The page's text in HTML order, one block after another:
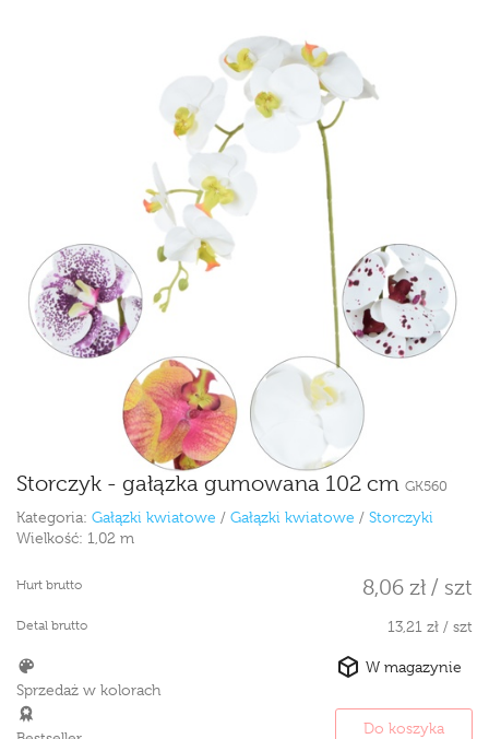
Storczyk - gałązka gumowana 102 cm GK560
Kategoria: Gałązki kwiatowe / Gałązki kwiatowe / Storczyki
Wielkość: 1,02 m
Hurt brutto 8,06 zł / szt
Detal brutto 13,21 zł / szt
Sprzedaż w kolorach
W magazynie
Do koszyka